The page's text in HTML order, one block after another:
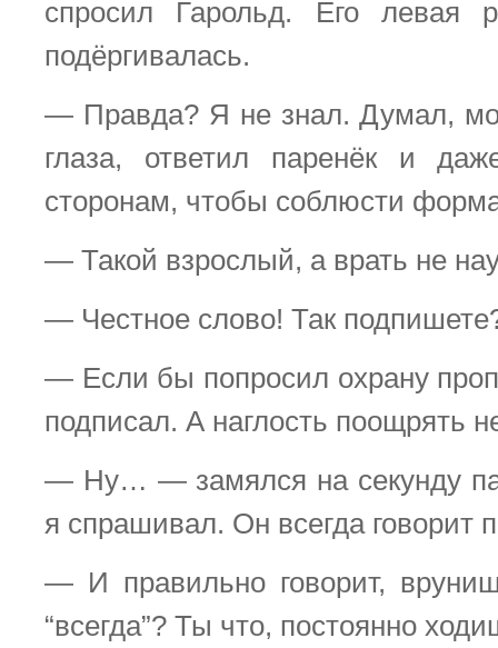
спросил Гарольд. Его левая
подёргивалась.
— Правда? Я не знал. Думал,
глаза, ответил паренёк и
сторонам, чтобы соблюсти
— Такой взрослый, а врать не
— Честное слово! Так
— Если бы попросил охрану
подписал. А наглость поощрять
— Ну… — замялся на секунду
я спрашивал. Он всегда говорит
— И правильно говорит,
“всегда”? Ты что, постоянно